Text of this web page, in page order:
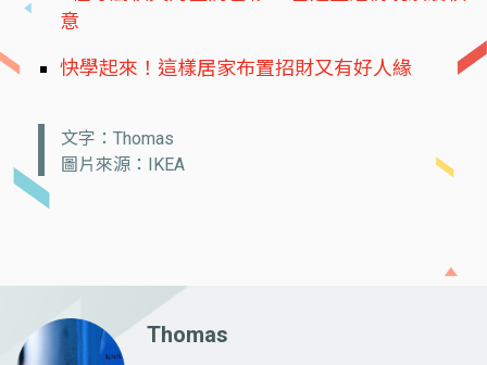
意
快學起來！這樣居家布置招財又有好人緣
文字：Thomas
圖片來源：IKEA
Thomas